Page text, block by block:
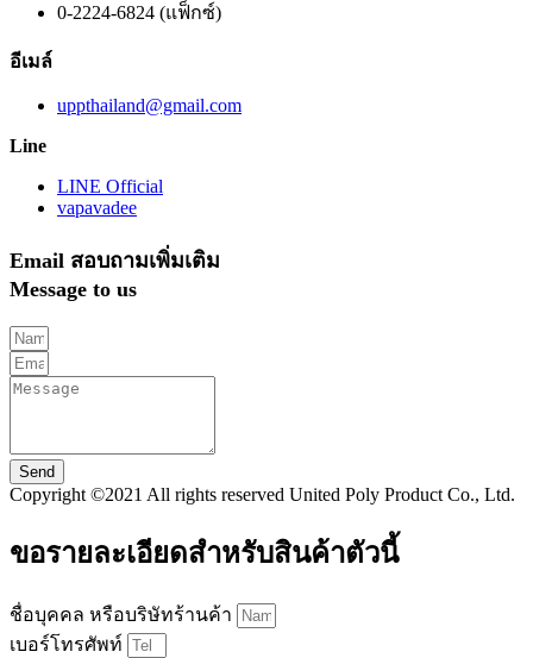
0-2224-6824 (แฟ็กซ์)
อีเมล์
uppthailand@gmail.com
Line
LINE Official
vapavadee
Email สอบถามเพิ่มเติม
Message to us
Send
Copyright ©2021 All rights reserved United Poly Product Co., Ltd.
ขอรายละเอียดสำหรับสินค้าตัวนี้
ชื่อบุคคล หรือบริษัทร้านค้า
เบอร์โทรศัพท์